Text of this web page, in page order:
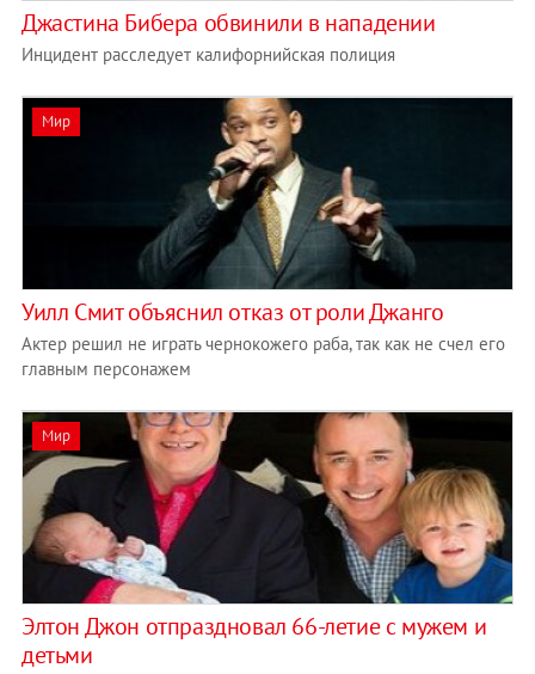
Джастина Бибера обвинили в нападении
Инцидент расследует калифорнийская полиция
Мир
Уилл Смит объяснил отказ от роли Джанго
Актер решил не играть чернокожего раба, так как не счел его
главным персонажем
Мир
Элтон Джон отпраздновал 66-летие с мужем и
детьми